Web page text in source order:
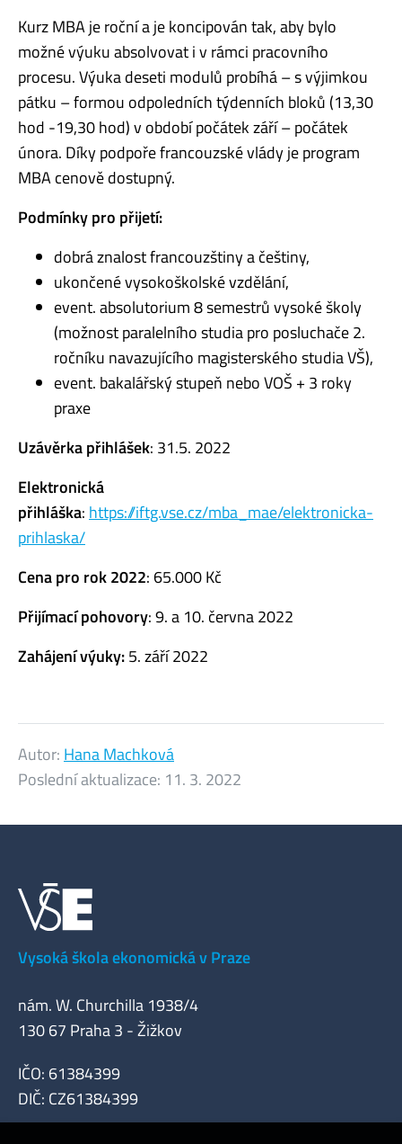
Kurz MBA je roční a je koncipován tak, aby bylo
možné výuku absolvovat i v rámci pracovního
procesu. Výuka deseti modulů probíhá – s výjimkou
pátku – formou odpoledních týdenních bloků (13,30
hod -19,30 hod) v období počátek září – počátek
února. Díky podpoře francouzské vlády je program
MBA cenově dostupný.
Podmínky pro přijetí:
dobrá znalost francouzštiny a češtiny,
ukončené vysokoškolské vzdělání,
event. absolutorium 8 semestrů vysoké školy
(možnost paralelního studia pro posluchače 2.
ročníku navazujícího magisterského studia VŠ),
event. bakalářský stupeň nebo VOŠ + 3 roky
praxe
Uzávěrka přihlášek: 31.5. 2022
Elektronická
přihláška: https://iftg.vse.cz/mba_mae/elektronicka-
prihlaska/
Cena pro rok 2022: 65.000 Kč
Přijímací pohovory: 9. a 10. června 2022
Zahájení výuky:5. září 2022
Autor: Hana Machková
Poslední aktualizace: 11. 3. 2022
Vysoká škola ekonomická v Praze
nám. W. Churchilla 1938/4
130 67 Praha 3 - Žižkov
IČO: 61384399
DIČ: CZ61384399